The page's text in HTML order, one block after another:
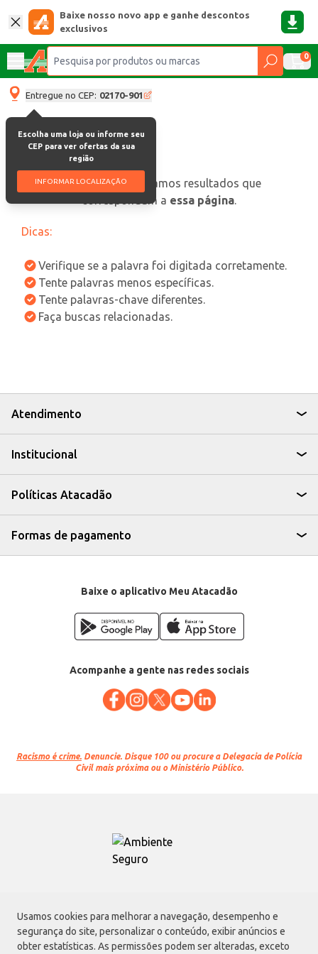
Usamos cookies para melhorar a navegação, desempenho e
segurança do site, personalizar o conteúdo, exibir anúncios e
obter estatísticas. As permissões podem ser alteradas, exceto
Baixe nosso novo app e ganhe descontos
exclusivos
0
Entregue no CEP: 02170-901
Escolha uma loja ou informe seu
CEP para ver ofertas da sua
região
INFORMAR LOCALIZAÇÃO
oops, não encontramos resultados que
correspondam a essa página.
Dicas:
Verifique se a palavra foi digitada corretamente.
Tente palavras menos específicas.
Tente palavras-chave diferentes.
Faça buscas relacionadas.
Atendimento
Institucional
Políticas Atacadão
Formas de pagamento
Baixe o aplicativo Meu Atacadão
Acompanhe a gente nas redes sociais
Racismo é crime. Denuncie. Disque 100 ou procure a Delegacia de Polícia
Civil mais próxima ou o Ministério Público.
Atacadão S.A.
Avenida Morvan Dias de Figueiredo, 6169, Vila Maria, São Paulo - SP | CEP
02170-901 | CNPJ: 75.315.333/0001-09